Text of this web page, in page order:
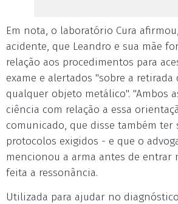
Em nota, o laboratório Cura
acidente, que Leandro e sua mãe
relação aos procedimentos para
exame e alertados "sobre a retirada
qualquer objeto metálico". "Ambos
ciência com relação a essa
comunicado, que disse também ter
protocolos exigidos - e que o
mencionou a arma antes de entrar
feita a ressonância.
Utilizada para ajudar no